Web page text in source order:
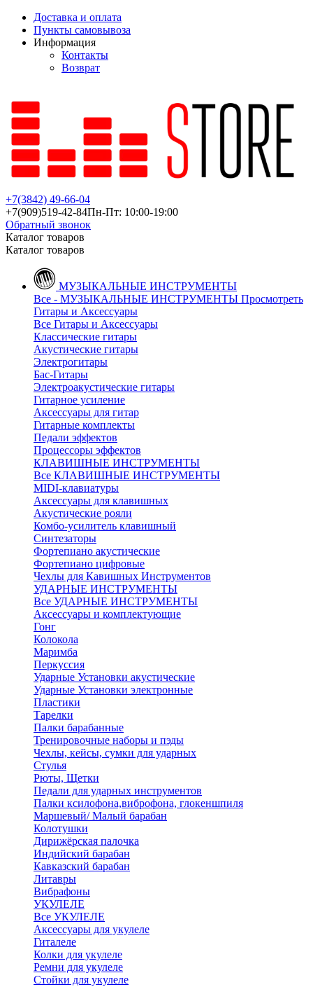
Доставка и оплата
Пункты самовывоза
Информация
Контакты
Возврат
+7(3842) 49-66-04
+7(909)519-42-84Пн-Пт: 10:00-19:00
Обратный звонок
Каталог товаров
Каталог товаров
МУЗЫКАЛЬНЫЕ ИНСТРУМЕНТЫ
Все - МУЗЫКАЛЬНЫЕ ИНСТРУМЕНТЫ Просмотреть
Гитары и Аксессуары
Все Гитары и Аксессуары
Классические гитары
Акустические гитары
Электрогитары
Бас-Гитары
Электроакустические гитары
Гитарное усиление
Аксессуары для гитар
Гитарные комплекты
Педали эффектов
Процессоры эффектов
КЛАВИШНЫЕ ИНСТРУМЕНТЫ
Все КЛАВИШНЫЕ ИНСТРУМЕНТЫ
MIDI-клавиатуры
Аксессуары для клавишных
Акустические рояли
Комбо-усилитель клавишный
Синтезаторы
Фортепиано акустические
Фортепиано цифровые
Чехлы для Кавишных Инструментов
УДАРНЫЕ ИНСТРУМЕНТЫ
Все УДАРНЫЕ ИНСТРУМЕНТЫ
Аксессуары и комплектующие
Гонг
Колокола
Маримба
Перкуссия
Ударные Установки акустические
Ударные Установки электронные
Пластики
Тарелки
Палки барабанные
Тренировочные наборы и пэды
Чехлы, кейсы, сумки для ударных
Стулья
Рюты, Щетки
Педали для ударных инструментов
Палки ксилофона,виброфона, глокеншпиля
Маршевый/ Малый барабан
Колотушки
Дирижёрская палочка
Индийский барабан
Кавказский барабан
Литавры
Вибрафоны
УКУЛЕЛЕ
Все УКУЛЕЛЕ
Аксессуары для укулеле
Гиталеле
Колки для укулеле
Ремни для укулеле
Стойки для укулеле